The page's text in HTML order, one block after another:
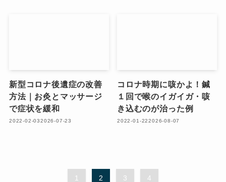
新型コロナ後遺症の改善
方法｜お灸とマッサージ
で症状を緩和
2022-02-032026-07-23
コロナ時期に咳かよ！鍼
１回で喉のイガイガ・咳
き込むのが治った例
2022-01-222026-08-07
1 2 3 4